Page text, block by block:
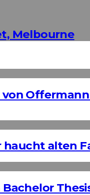
Melbourne
alten
Bachelor